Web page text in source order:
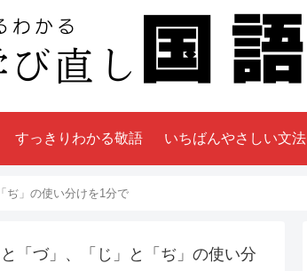
すっきりわかる敬語 いちばんやさしい文法
ぢ」の使い分けを1分で
「づ」、「じ」と「ぢ」の使い分